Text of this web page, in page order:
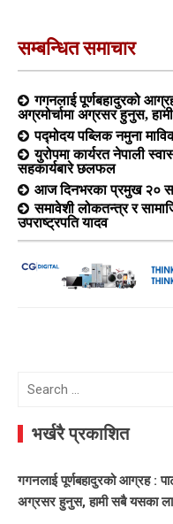
सम्बन्धित समाचार
गगनलाई पूर्णबहादुरको
अग्रमोर्चामा अग्रसर हुनुस,
पद्मोदय पब्लिक नमुना
युरोपमा कार्यरत नेपाली
सहकार्यबारे छलफल
आज दिनभरका प्रमुख २०
समावेशी लोकतन्त्र र
उपराष्ट्रपति यादव
Search
भर्खरै प्रकाशित
गगनलाई पूर्णबहादुरको आग्रह :
अग्रसर हुनुस, हामी सबै यसका